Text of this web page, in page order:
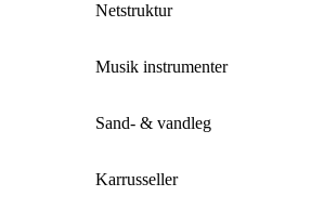
Netstruktur
Musik instrumenter
Sand- & vandleg
Karrusseller